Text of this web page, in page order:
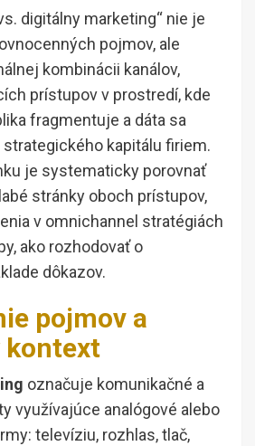
digitálny marketing“ nie je
pojmov, ale
kombinácii kanálov,
prístupov v prostredí, kde
fragmentuje a dáta sa
kapitálu firiem.
je systematicky porovnať
stránky oboch prístupov,
v omnichannel stratégiách
ako rozhodovať o
dôkazov.
pojmov a
označuje komunikačné a
využívajúce analógové alebo
televíziu, rozhlas, tlač,